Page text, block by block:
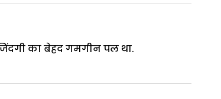
का बेहद गमगीन पल था.